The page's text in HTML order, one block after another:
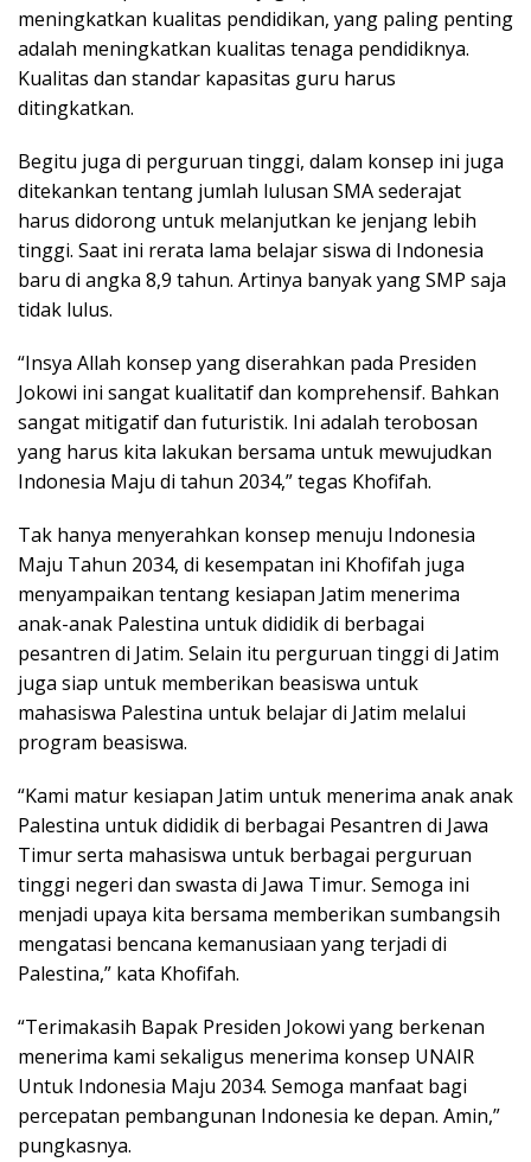
meningkatkan kualitas pendidikan, yang paling penting
adalah meningkatkan kualitas tenaga pendidiknya.
Kualitas dan standar kapasitas guru harus
ditingkatkan.
Begitu juga di perguruan tinggi, dalam konsep ini juga
ditekankan tentang jumlah lulusan SMA sederajat
harus didorong untuk melanjutkan ke jenjang lebih
tinggi. Saat ini rerata lama belajar siswa di Indonesia
baru di angka 8,9 tahun. Artinya banyak yang SMP saja
tidak lulus.
“Insya Allah konsep yang diserahkan pada Presiden
Jokowi ini sangat kualitatif dan komprehensif. Bahkan
sangat mitigatif dan futuristik. Ini adalah terobosan
yang harus kita lakukan bersama untuk mewujudkan
Indonesia Maju di tahun 2034,” tegas Khofifah.
Tak hanya menyerahkan konsep menuju Indonesia
Maju Tahun 2034, di kesempatan ini Khofifah juga
menyampaikan tentang kesiapan Jatim menerima
anak-anak Palestina untuk dididik di berbagai
pesantren di Jatim. Selain itu perguruan tinggi di Jatim
juga siap untuk memberikan beasiswa untuk
mahasiswa Palestina untuk belajar di Jatim melalui
program beasiswa.
“Kami matur kesiapan Jatim untuk menerima anak anak
Palestina untuk dididik di berbagai Pesantren di Jawa
Timur serta mahasiswa untuk berbagai perguruan
tinggi negeri dan swasta di Jawa Timur. Semoga ini
menjadi upaya kita bersama memberikan sumbangsih
mengatasi bencana kemanusiaan yang terjadi di
Palestina,” kata Khofifah.
“Terimakasih Bapak Presiden Jokowi yang berkenan
menerima kami sekaligus menerima konsep UNAIR
Untuk Indonesia Maju 2034. Semoga manfaat bagi
percepatan pembangunan Indonesia ke depan. Amin,”
pungkasnya.